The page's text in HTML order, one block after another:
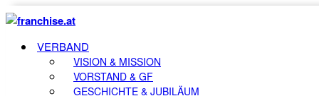
VERBAND
VISION & MISSION
VORSTAND & GF
GESCHICHTE & JUBILÄUM